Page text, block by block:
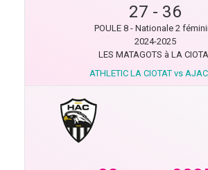
27 - 36
POULE 8 - Nationale 2
2024-2025
LES MATAGOTS à LA
ATHLETIC LA CIOTAT vs